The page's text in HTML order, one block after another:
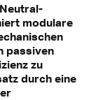
modulare
passiven
zu
durch eine